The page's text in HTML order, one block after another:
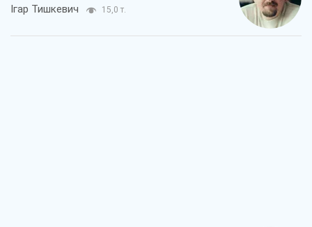
Ігар Тишкевич 15,0 т.